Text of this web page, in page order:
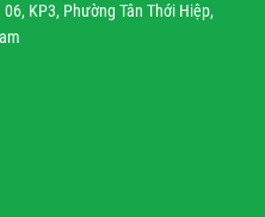
KP3, Phường Tân Thới Hiệp,